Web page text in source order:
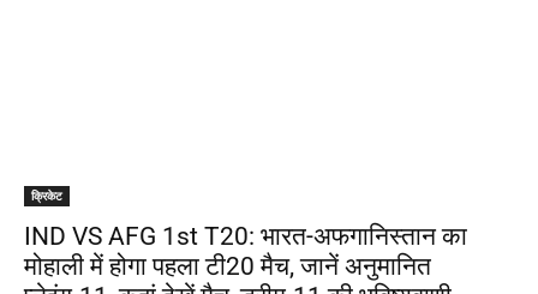
क्रिकेट
IND VS AFG 1st T20: भारत-अफगानिस्तान का
मोहाली में होगा पहला टी20 मैच, जानें अनुमानित